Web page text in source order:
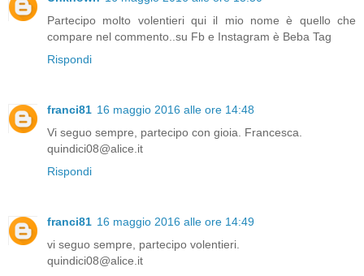
Partecipo molto volentieri qui il mio nome è quello che
compare nel commento..su Fb e Instagram è Beba Tag
Rispondi
franci81 16 maggio 2016 alle ore 14:48
Vi seguo sempre, partecipo con gioia. Francesca.
quindici08@alice.it
Rispondi
franci81 16 maggio 2016 alle ore 14:49
vi seguo sempre, partecipo volentieri.
quindici08@alice.it